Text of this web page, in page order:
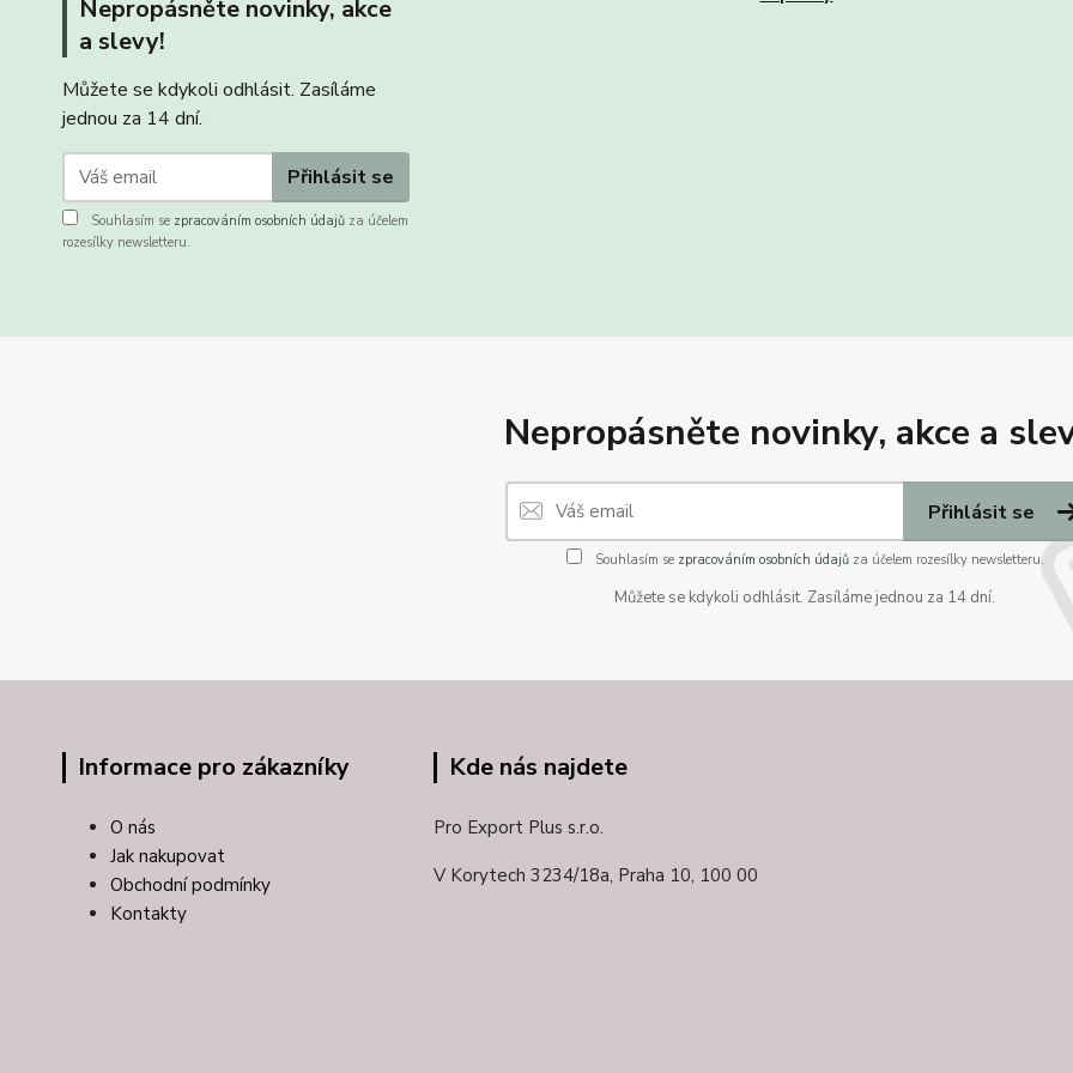
Nepropásněte novinky, akce
a slevy!
Můžete se kdykoli odhlásit. Zasíláme
jednou za 14 dní.
Přihlásit se
Souhlasím se zpracováním osobních údajů za účelem
rozesílky newsletteru.
Nepropásněte novinky, akce a
Přihlásit se
Souhlasím se zpracováním osobních údajůza účelem rozesílky newsletteru.
Můžete se kdykoli odhlásit. Zasíláme jednou za 14 dní.
Informace pro zákazníky
O nás
Jak nakupovat
Obchodní podmínky
Kontakty
Kde nás najdete
Pro Export Plus s.r.o.
V Korytech 3234/18a, Praha 10, 100 00